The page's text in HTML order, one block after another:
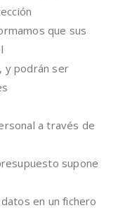
que sus
y podrán ser
a través de
supone
en un fichero